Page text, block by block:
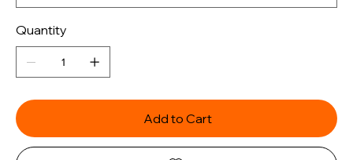
Quantity
Add to Cart